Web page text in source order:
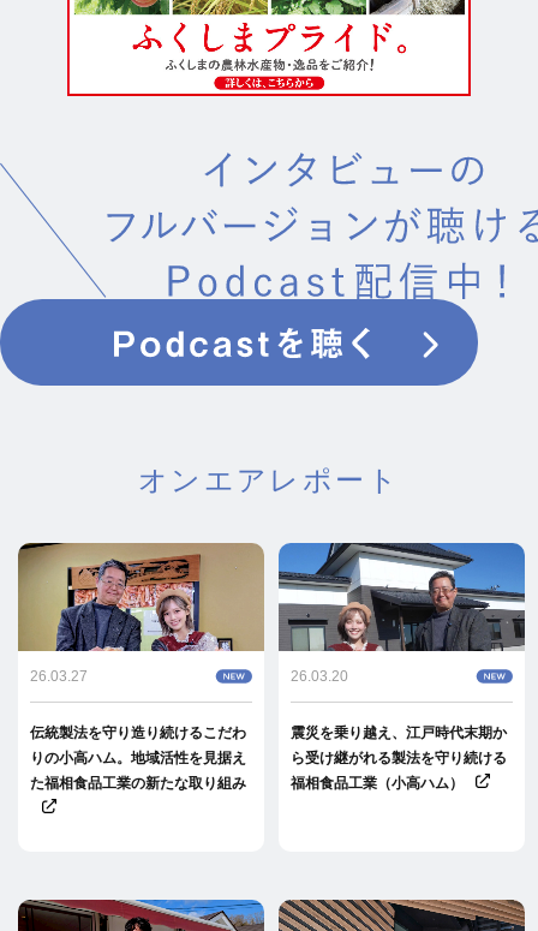
オンエアレポート
26.03.27
伝統製法を守り造り続けるこだわ
りの小高ハム。地域活性を見据え
た福相食品工業の新たな取り組み
26.03.20
震災を乗り越え、江戸時代末期か
ら受け継がれる製法を守り続ける
福相食品工業（小高ハム）